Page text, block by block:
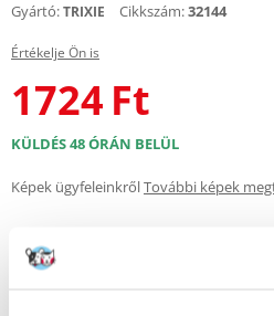
Gyártó:TRIXIE Cikkszám:32144
Értékelje Ön is
1724 Ft
KÜLDÉS 48 ÓRÁN BELÜL
Képek ügyfeleinkrőlTovábbi képek
Leírás